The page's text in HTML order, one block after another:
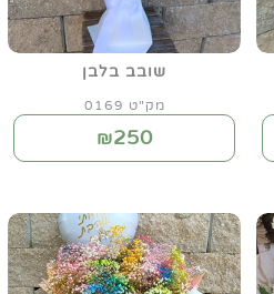
שובב בלבן
מק"ט 0169
₪250